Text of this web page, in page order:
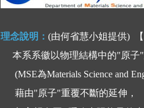
理念說明： (由何省慧小姐提供) 【
本系系徽以物理結構中的"原子
(MSE為Materials Science and
藉由"原子"重覆不斷的延伸，